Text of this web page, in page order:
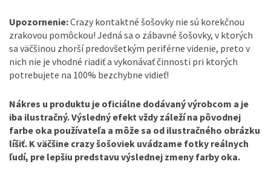
Upozornenie:Crazy kontaktné šošovky nie sú korekčnou
zrakovou pomôckou! Jedná sa o zábavné šošovky, v ktorých
sa väčšinou zhorší predovšetkým periférne videnie, preto v
nich nie je vhodné riadiť a vykonávať činnosti pri ktorých
potrebujete na 100% bezchybne vidieť!
Nákres u produktu je oficiálne dodávaný výrobcom a je
iba ilustračný. Výsledný efekt vždy záleží na pôvodnej
farbe oka používateľa a môže sa od ilustračného obrázku
líšiť. K väčšine crazy šošoviek uvádzame fotky reálnych
ľudí, pre lepšiu predstavu výslednej zmeny farby oka.